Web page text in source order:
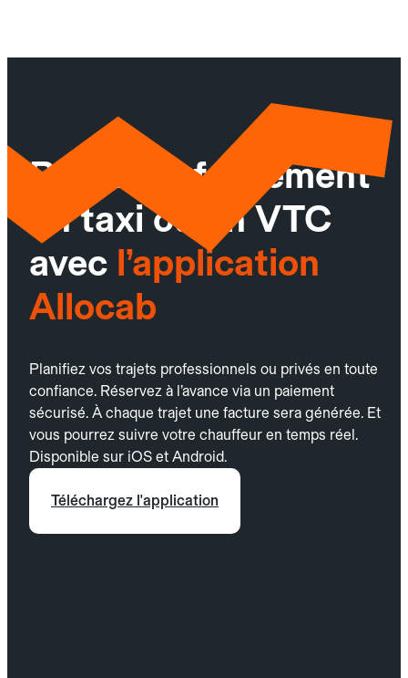
Réservez facilement
un taxi ou un VTC
avec l’application
Allocab
Planifiez vos trajets professionnels ou privés en toute
confiance. Réservez à l’avance via un paiement
sécurisé. À chaque trajet une facture sera générée. Et
vous pourrez suivre votre chauffeur en temps réel.
Disponible sur iOS et Android.
Téléchargez l'application